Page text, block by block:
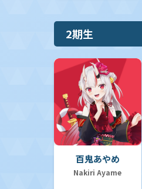
2期生
百鬼あやめ
Nakiri Ayame